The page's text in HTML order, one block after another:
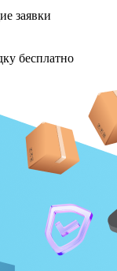
заявки
бесплатно